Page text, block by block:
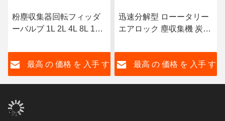
粉塵収集器回転フィッダ
ーバルブ 1L 2L 4L 8L 16L
最高 の 価格 を 入手 す
迅速分解型 ローータリー
エアロック 塵収集機 炭素
最高 の 価格 を 入手 す